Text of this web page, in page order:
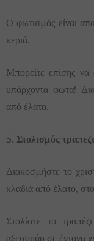
Ο φωτισμός είναι
κεριά.
Μπορείτε επίσης να
υπάρχοντα φώτα!
από έλατα.
5. Στολισμός
Διακοσμήστε το
κλαδιά από έλατο,
Στολίστε το
αξεσουάρ σε έντονα